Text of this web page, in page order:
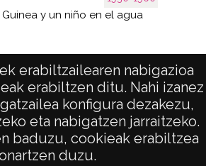
erabiltzailearen nabigazioa
erabiltzen ditu. Nahi izanez
konfigura dezakezu,
eta nabigatzen jarraitzeko.
baduzu, cookieak erabiltzea
duzu.
y un niño en el agua
de 14
páginas
521–538 de
538 results